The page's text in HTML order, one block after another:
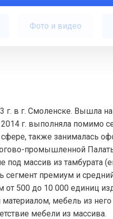
Фото и видео
г. в г. Смоленске. Вышла
г. выполняла помимо
также занималась
промышленной
под массив из тамбурата
премиум и
от 500 до 10 000 единиц
мебель из него
мебели из массива.